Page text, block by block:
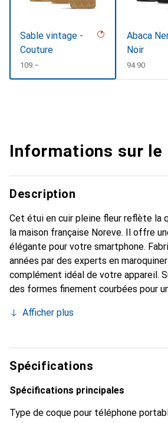
Sable vintage -
Couture
CHF
109.–
Abaca
Noir
CHF
94.90
Informations sur le
Description
Cet étui en cuir pleine fleur reflète la
la maison française Noreve. Il offre
élégante pour votre smartphone.
années par des experts en
complément idéal de votre appareil.
des formes finement courbées pour
smartphone. La marque Noreve est
reste toujours un excellent choix
Afficher plus
Spécifications
Spécifications principales
Type de coque pour téléphone